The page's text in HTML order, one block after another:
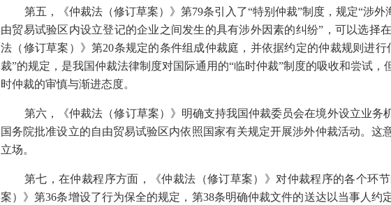
第五，《仲裁法（修订草案）》第79条引入了“特别仲裁”制度，规定“涉
由贸易试验区内设立登记的企业之间发生的具有涉外因素的纠纷”，可以选择
法（修订草案）》第20条规定的条件组成仲裁庭，并依据约定的仲裁规则进
裁”的规定，是我国仲裁法律制度对国际通用的“临时仲裁”制度的吸收和尝试
时仲裁的审慎与渐进态度。
第六，《仲裁法（修订草案）》明确支持我国仲裁委员会在境外设立业务
国务院批准设立的自由贸易试验区内依照国家有关规定开展涉外仲裁活动。这
立场。
第七，在仲裁程序方面，《仲裁法（修订草案）》对仲裁程序的各个环
案）》第36条增设了行为保全的规定，第38条明确仲裁文件的送达以当事人